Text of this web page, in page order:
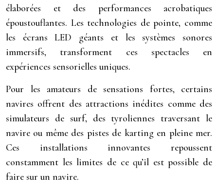
élaborées et des performances acrobatiques
époustouflantes. Les technologies de pointe, comme
les écrans LED géants et les systèmes sonores
immersifs, transforment ces spectacles en
expériences sensorielles uniques.
Pour les amateurs de sensations fortes, certains
navires offrent des attractions inédites comme des
simulateurs de surf, des tyroliennes traversant le
navire ou même des pistes de karting en pleine mer.
Ces installations innovantes repoussent
constamment les limites de ce qu’il est possible de
faire sur un navire.